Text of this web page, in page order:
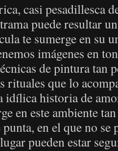
casi pesadillesca
puede resultar
te sumerge en su
imágenes en
de pintura tan
rituales que lo
idílica historia de
en este ambiente
en el que no se
pueden estar